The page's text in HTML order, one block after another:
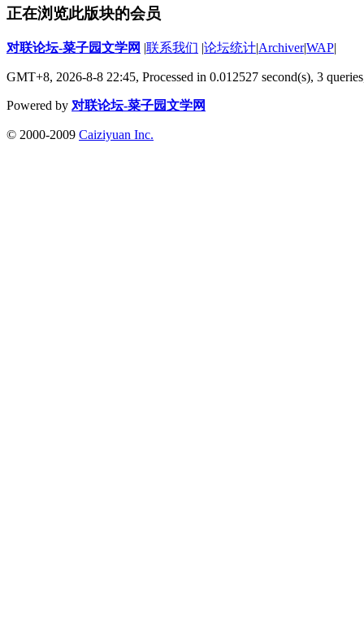
正在浏览此版块的会员
对联论坛-菜子园文学网 |联系我们 |论坛统计|Archiver|WAP|
GMT+8, 2026-8-8 22:45, Processed in 0.012527 second(s), 3
Powered by 对联论坛-菜子园文学网
© 2000-2009 Caiziyuan Inc.